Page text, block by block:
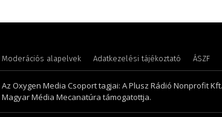
Moderációs alapelvek Adatkezelési tájékoztató ÁSZF
Az Oxygen Media Csoport tagjai: A Plusz Rádió Nonprofit
Magyar Média Mecanatúra támogatottja.